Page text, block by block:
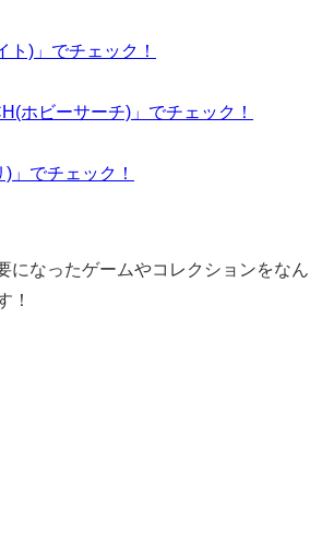
ト)」でチェック！
ホビーサーチ)」でチェック！
)」でチェック！
になったゲームやコレクションをなん
！